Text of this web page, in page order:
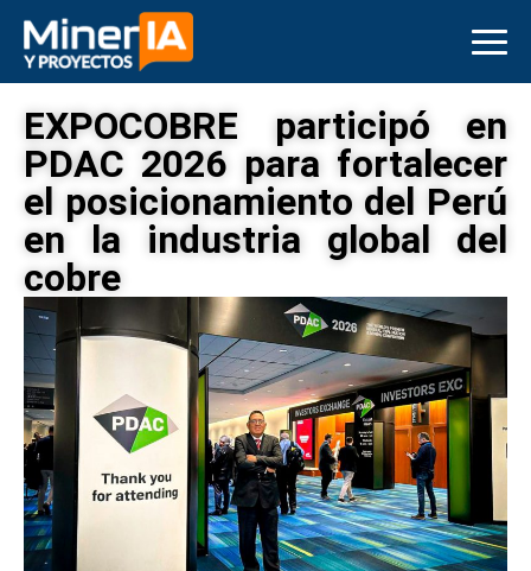
EXPOCOBRE participó en
PDAC 2026 para fortalecer
el posicionamiento del Perú
en la industria global del
cobre